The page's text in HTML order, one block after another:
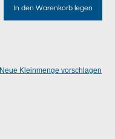
In den Warenkorb legen
Neue Kleinmenge vorschlagen